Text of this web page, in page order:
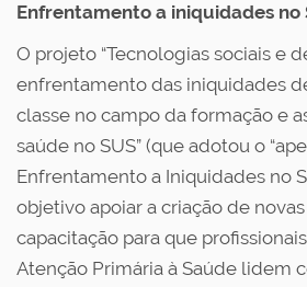
Enfrentamento a iniquidades no
O projeto “Tecnologias sociais e
enfrentamento das iniquidades
classe no campo da formação e
saúde no SUS” (que adotou o
Enfrentamento a Iniquidades no
objetivo apoiar a criação de
capacitação para que
Atenção Primária à Saúde lidem